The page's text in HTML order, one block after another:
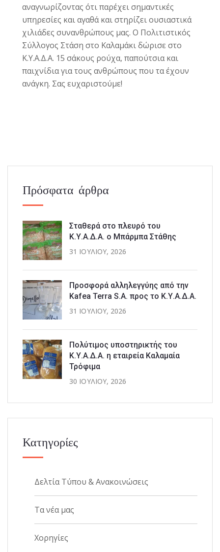
αναγνωρίζοντας ότι παρέχει σημαντικές
υπηρεσίες και αγαθά και στηρίζει ουσιαστικά
χιλιάδες συνανθρώπους μας. Ο Πολιτιστικός
Σύλλογος Στάση στο Καλαμάκι δώρισε στο
Κ.Υ.Α.Δ.Α. 15 σάκους ρούχα, παπούτσια και
παιχνίδια για τους ανθρώπους που τα έχουν
ανάγκη. Σας ευχαριστούμε!
Πρόσφατα άρθρα
Σταθερά στο πλευρό του
Κ.Υ.Α.Δ.Α. ο Μπάρμπα Στάθης
31 ΙΟΥΛΊΟΥ, 2026
Προσφορά αλληλεγγύης από την
Kafea Terra S.A. προς το Κ.Υ.Α.Δ.Α.
31 ΙΟΥΛΊΟΥ, 2026
Πολύτιμος υποστηρικτής του
Κ.Υ.Α.Δ.Α. η εταιρεία Καλαμαία
Τρόφιμα
30 ΙΟΥΛΊΟΥ, 2026
Κατηγορίες
Δελτία Τύπου & Ανακοινώσεις
Τα νέα μας
Χορηγίες